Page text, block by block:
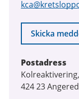
Skicka
Postadress
424 23 Angered